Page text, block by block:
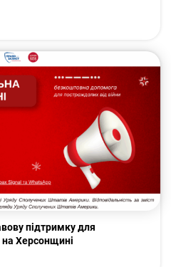
підтримку для
на Херсонщині